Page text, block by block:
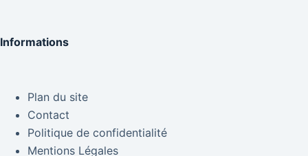
Informations
Plan du site
Contact
Politique de confidentialité
Mentions Légales